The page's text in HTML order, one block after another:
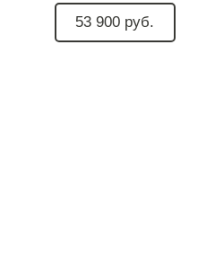
53 900 руб.